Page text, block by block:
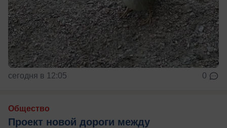
сегодня в 12:05 0
Общество
Проект новой дороги между